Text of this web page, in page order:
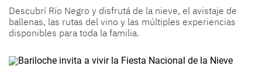
Descubrí Río Negro y disfrutá de la nieve, el avistaje de
ballenas, las rutas del vino y las múltiples experiencias
disponibles para toda la familia.